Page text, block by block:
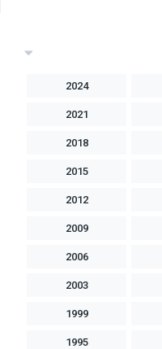
2024
2021
2018
2015
2012
2009
2006
2003
1999
1995